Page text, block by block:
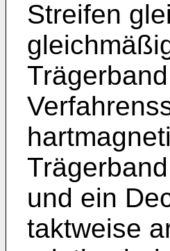
Streifen
und ein
taktweise